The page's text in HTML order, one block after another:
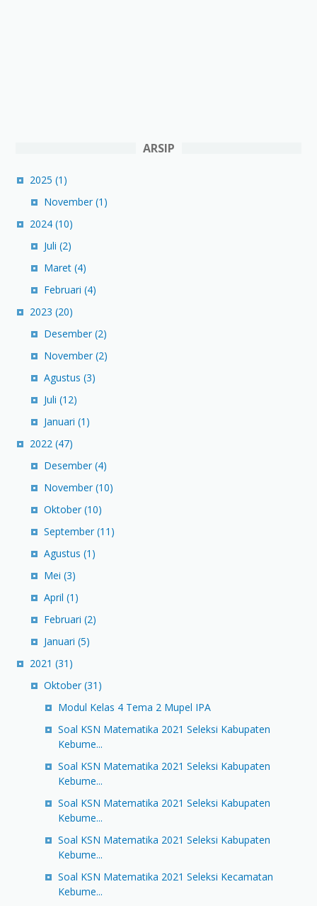
ARSIP
2025 (1)
November(1)
2024 (10)
Juli (2)
Maret (4)
Februari (4)
2023 (20)
Desember(2)
November(2)
Agustus (3)
Juli (12)
Januari (1)
2022 (47)
Desember(4)
November(10)
Oktober(10)
September(11)
Agustus (1)
Mei (3)
April (1)
Februari (2)
Januari (5)
2021 (31)
Oktober(31)
Modul Kelas 4 Tema 2 Mupel IPA
Soal KSN Matematika 2021 Seleksi Kabupaten
Kebume...
Soal KSN Matematika 2021 Seleksi Kabupaten
Kebume...
Soal KSN Matematika 2021 Seleksi Kabupaten
Kebume...
Soal KSN Matematika 2021 Seleksi Kabupaten
Kebume...
Soal KSN Matematika 2021 Seleksi Kecamatan
Kebume...